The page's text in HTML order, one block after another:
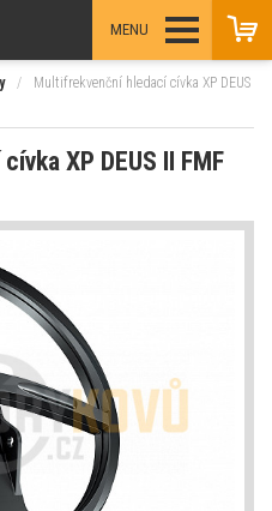
MENU
/
Multifrekvenční hledací cívka XP DEUS
XP DEUS II FMF